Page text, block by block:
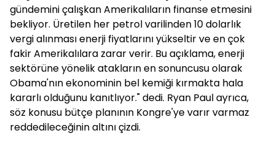
gündemini çalışkan Amerikalıların finanse etmesini
bekliyor. Üretilen her petrol varilinden 10 dolarlık
vergi alınması enerji fiyatlarını yükseltir ve en çok
fakir Amerikalılara zarar verir. Bu açıklama, enerji
sektörüne yönelik atakların en sonuncusu olarak
Obama'nın ekonominin bel kemiği kırmakta hala
kararlı olduğunu kanıtlıyor." dedi. Ryan Paul ayrıca,
söz konusu bütçe planının Kongre'ye varır varmaz
reddedileceğinin altını çizdi.